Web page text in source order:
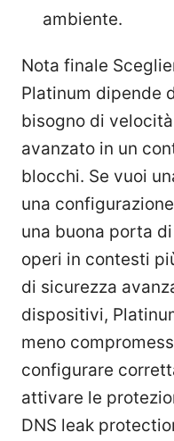
ambiente.
Nota finale
Platinum dipende
bisogno di
avanzato in un
blocchi. Se vuoi
una
una buona porta
operi in contesti
di sicurezza
dispositivi,
meno
configurare
attivare le
DNS leak